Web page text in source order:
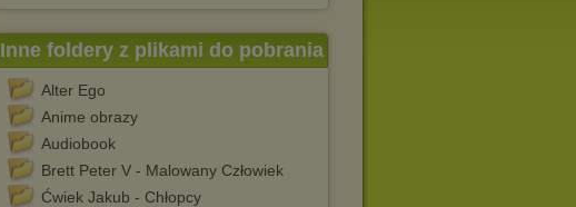
Inne foldery z plikami do pobrania
Alter Ego
Anime obrazy
Audiobook
Brett Peter V - Malowany Człowiek
Ćwiek Jakub - Chłopcy